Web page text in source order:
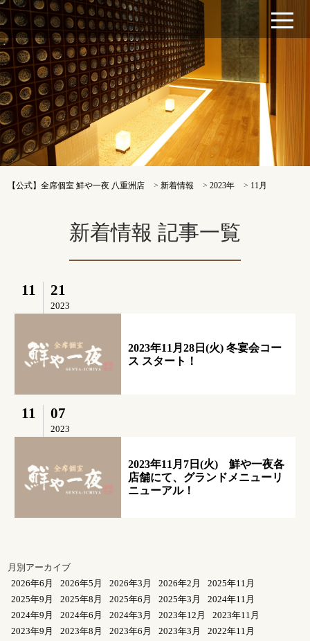
【公式】全席個室 鮮や一夜 八重洲店 >新着情報 >2023年 > 11月
新着情報 記事一覧
11 21
2023
2023年11月28日(火) 冬宴会コー
ス スタート！
11 07
2023
2023年11月7日(火) 鮮や一夜各
店舗にて、グランドメニューリ
ニューアル！
月別アーカイブ
2026年6月
2026年5月 2026年3月 2026年2月
2025年11月
2025年9月
2025年8月 2025年6月 2025年3月
2024年11月
2024年9月
2024年6月 2024年3月 2023年12月
2023年11月
2023年9月
2023年8月 2023年6月 2023年3月
2022年11月